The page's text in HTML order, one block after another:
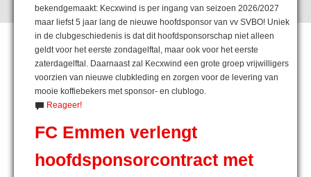
bekendgemaakt: Kecxwind is per ingang van seizoen 2026/2027
maar liefst 5 jaar lang de nieuwe hoofdsponsor van vv SVBO! Uniek
in de clubgeschiedenis is dat dit hoofdsponsorschap niet alleen
geldt voor het eerste zondagelftal, maar ook voor het eerste
zaterdagelftal. Daarnaast zal Kecxwind een grote groep vrijwilligers
voorzien van nieuwe clubkleding en zorgen voor de levering van
mooie koffiebekers met sponsor- en clublogo.
Reageer!
FC Emmen verlengt
hoofdsponsorcontract met